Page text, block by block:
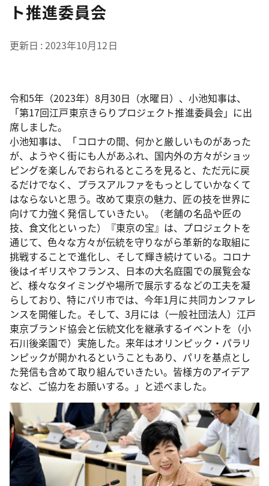
ト推進委員会
更新日 2023年10月12日
令和5年（2023年）8月30日（水曜日）、小池知事は、
「第17回江戸東京きらりプロジェクト推進委員会」に出
席しました。
小池知事は、「コロナの間、何かと厳しいものがあった
が、ようやく街にも人があふれ、国内外の方々がショッ
ピングを楽しんでおられるところを見ると、ただ元に戻
るだけでなく、プラスアルファをもっとしていかなくて
はならないと思う。改めて東京の魅力、匠の技を世界に
向けて力強く発信していきたい。（老舗の名品や匠の
技、食文化といった）『東京の宝』は、プロジェクトを
通じて、色々な方々が伝統を守りながら革新的な取組に
挑戦することで進化し、そして輝き続けている。コロナ
後はイギリスやフランス、日本の大名庭園での展覧会な
ど、様々なタイミングや場所で展示するなどの工夫を凝
らしており、特にパリ市では、今年1月に共同カンファレ
ンスを開催した。そして、3月には（一般社団法人）江戸
東京ブランド協会と伝統文化を継承するイベントを（小
石川後楽園で）実施した。来年はオリンピック・パラリ
ンピックが開かれるということもあり、パリを基点とし
た発信も含めて取り組んでいきたい。皆様方のアイデア
など、ご協力をお願いする。」と述べました。